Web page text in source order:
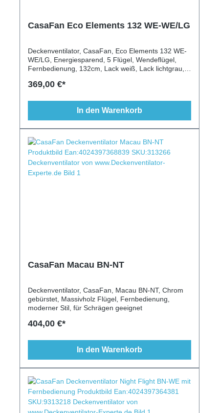
CasaFan Eco Elements 132 WE-WE/LG
Deckenventilator, CasaFan, Eco Elements 132 WE-
WE/LG, Energiesparend, 5 Flügel, Wendeflügel,
Fernbedienung, 132cm, Lack weiß, Lack lichtgrau,
369,00 €*
In den Warenkorb
CasaFan Macau BN-NT
Deckenventilator, CasaFan, Macau BN-NT, Chrom
gebürstet, Massivholz Flügel, Fernbedienung,
moderner Stil, für Schrägen geeignet
404,00 €*
In den Warenkorb